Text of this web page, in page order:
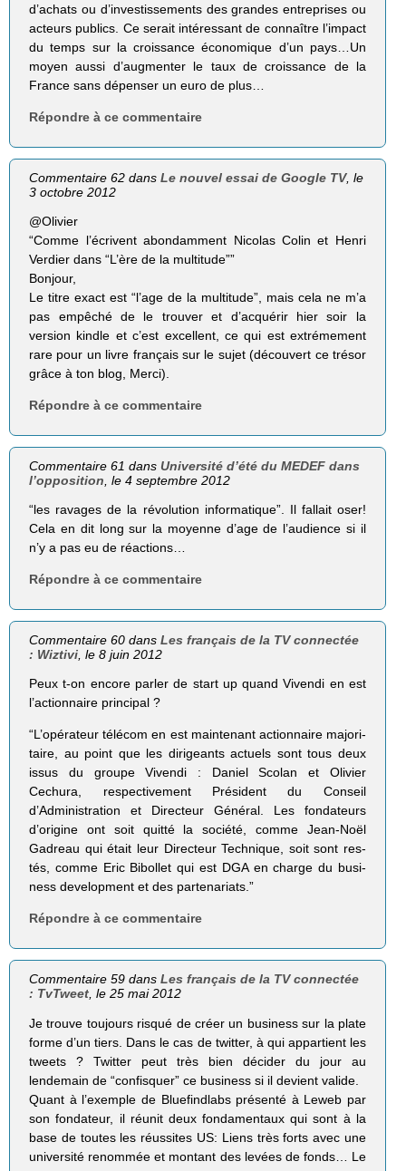
d’achats ou d’investissements des grandes entreprises ou
acteurs publics. Ce serait intéressant de connaître l’impact
du temps sur la croissance économique d’un pays…Un
moyen aussi d’augmenter le taux de croissance de la
France sans dépenser un euro de plus…
Répondre à ce commentaire
Commentaire 62 dansLe nouvel essai de Google TV, le
3 octobre 2012
@Olivier
“Comme l’écrivent abon­dam­ment Nico­las Colin et Henri
Ver­dier dans “L’ère de la mul­ti­tude””
Bonjour,
Le titre exact est “l’age de la multitude”, mais cela ne m’a
pas empêché de le trouver et d’acquérir hier soir la
version kindle et c’est excellent, ce qui est extrémement
rare pour un livre français sur le sujet (découvert ce trésor
grâce à ton blog, Merci).
Répondre à ce commentaire
Commentaire 61 dansUniversité d’été du MEDEF dans
l’opposition , le 4 septembre 2012
“les ravages de la révo­lu­tion infor­ma­tique”. Il fallait oser!
Cela en dit long sur la moyenne d’age de l’audience si il
n’y a pas eu de réactions…
Répondre à ce commentaire
Commentaire 60 dansLes français de la TV connectée
: Wiztivi , le 8 juin 2012
Peux t-on encore parler de start up quand Vivendi en est
l’actionnaire principal ?
“L’opérateur télé­com en est main­te­nant action­naire majo­ri­
taire, au point que les diri­geants actuels sont tous deux
issus du groupe Vivendi : Daniel Sco­lan et Oli­vier
Cechura, res­pec­ti­ve­ment Pré­sident du Conseil
d’Administration et Direc­teur Géné­ral. Les fon­da­teurs
d’origine ont soit quitté la société, comme Jean-Noël
Gadreau qui était leur Direc­teur Tech­nique, soit sont res­
tés, comme Eric Bibol­let qui est DGA en charge du busi­
ness deve­lop­ment et des partenariats.”
Répondre à ce commentaire
Commentaire 59 dansLes français de la TV connectée
: TvTweet, le 25 mai 2012
Je trouve toujours risqué de créer un business sur la plate
forme d’un tiers. Dans le cas de twitter, à qui appartient les
tweets ? Twitter peut très bien décider du jour au
lendemain de “confisquer” ce business si il devient valide.
Quant à l’exemple de Bluefindlabs présenté à Leweb par
son fondateur, il réunit deux fondamentaux qui sont à la
base de toutes les réussites US: Liens très forts avec une
université renommée et montant des levées de fonds… Le